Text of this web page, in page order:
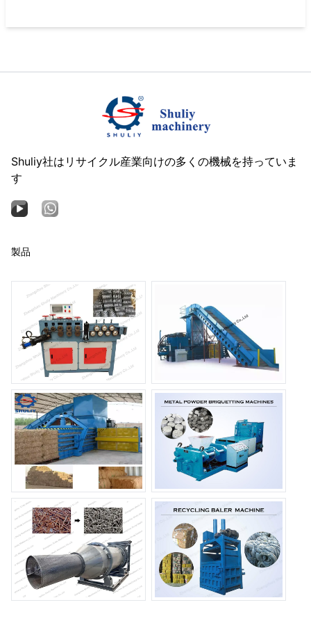
Shuliy社はリサイクル産業向けの多くの機械を持っていま
す
製品